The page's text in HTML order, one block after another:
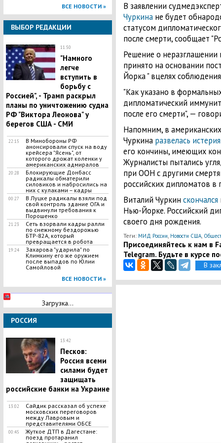
ВСЕ НОВОСТИ »
ВЫБОР РЕДАКЦИИ
11:50
"Намного
легче
вступить в
борьбу с
Россией", - Трамп раскрыл
планы по уничтожению судна
РФ "Виктора Леонова" у
берегов США - СМИ
22:15
В Минобороны РФ
анонсировали спуск на воду
крейсера "Ясень", от
которого дрожат коленки у
американских адмиралов
20:28
Блокирующие Донбасс
радикалы обматерили
силовиков и набросились на
них с кулаками – кадры
00:27
В Луцке радикалы взяли под
свой контроль здание ОГА и
выдвинули требования к
Порошенко
21:23
Сеть взорвали кадры ралли
по снежному бездорожью
БТР-82А, который
превращается в робота
19:24
Захарова "ударила" по
Климкину его же оружием
после выпадов по Юлии
Самойловой
ВСЕ НОВОСТИ »
Загрузка...
РОССИЯ
13:42
Песков:
Россия всеми
силами будет
защищать
российские банки на Украине
13:02
Сайдик рассказал об успехе
московских переговоров
между Лавровым и
представителями ОБСЕ
00:45
Жуткое ДТП в Дагестане:
поезд протаранил
В заявлении
Чуркинане будет
статусом
после смерти, сообщает
Решение о
принято на основании
Йорка " вцелях
"Как указано в
дипломатический
после его смерти", —
Напомним, в
Чуркина развелась истерия
его кончины, имеющих
Журналисты пытались
при ООН с другими
российских дипломатов в
Виталий Чуркин скончался
Нью-Йорке. Российский
своего дня рождения.
Теги: МИД России, Новости США,
Присоединяйтесь к нам в
Telegram. Будьте в курсе
В